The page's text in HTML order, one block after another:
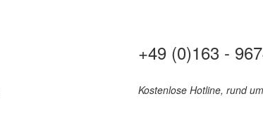
+49 (0)163 -
Kostenlose Hotline, rund